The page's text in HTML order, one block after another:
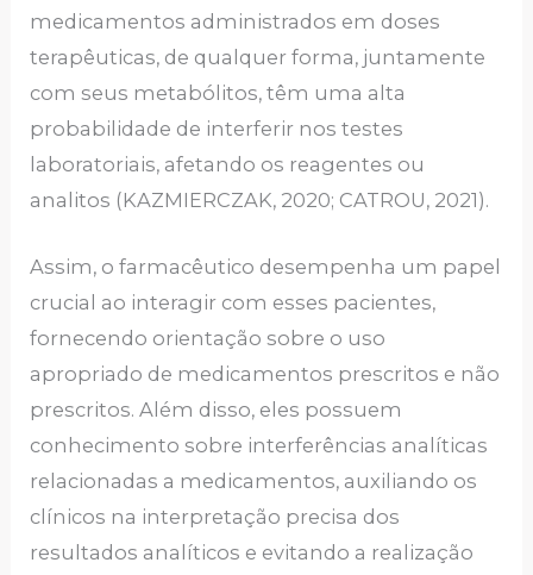
medicamentos administrados em doses
terapêuticas, de qualquer forma, juntamente
com seus metabólitos, têm uma alta
probabilidade de interferir nos testes
laboratoriais, afetando os reagentes ou
analitos (KAZMIERCZAK, 2020; CATROU, 2021).
Assim, o farmacêutico desempenha um papel
crucial ao interagir com esses pacientes,
fornecendo orientação sobre o uso
apropriado de medicamentos prescritos e não
prescritos. Além disso, eles possuem
conhecimento sobre interferências analíticas
relacionadas a medicamentos, auxiliando os
clínicos na interpretação precisa dos
resultados analíticos e evitando a realização